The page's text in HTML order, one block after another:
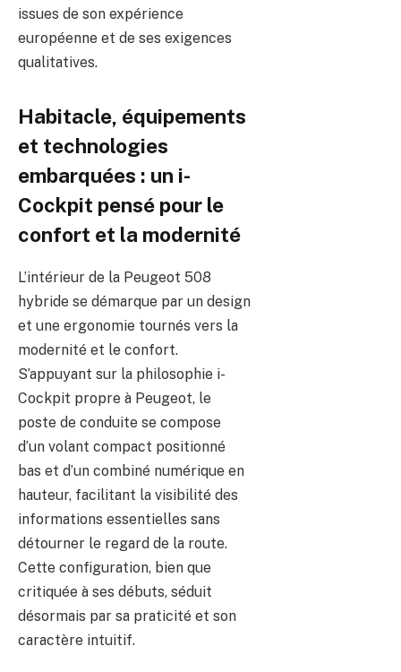
issues de son expérience
européenne et de ses exigences
qualitatives.
Habitacle, équipements
et technologies
embarquées : un i-
Cockpit pensé pour le
confort et la modernité
L’intérieur de la Peugeot 508
hybride se démarque par un design
et une ergonomie tournés vers la
modernité et le confort.
S’appuyant sur la philosophie i-
Cockpit propre à Peugeot, le
poste de conduite se compose
d’un volant compact positionné
bas et d’un combiné numérique en
hauteur, facilitant la visibilité des
informations essentielles sans
détourner le regard de la route.
Cette configuration, bien que
critiquée à ses débuts, séduit
désormais par sa praticité et son
caractère intuitif.